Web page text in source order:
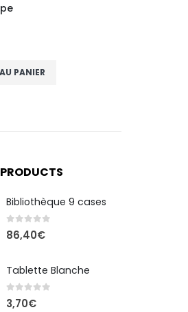
PANIER
Bibliothèque 9 cases
0out of 5
86,40€
Tablette Blanche
0out of 5
3,70€